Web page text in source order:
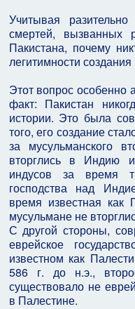
Учитывая
смертей, вызванных
Пакистана, почему
легитимности
Этот вопрос особенно
факт: Пакистан
истории. Это была
того, его создание
за мусульманского
вторглись в Индию
индусов за время
господства над
время известная как
мусульмане не
С другой стороны,
еврейское
известном как
586 г. до н.э.,
существовало не
в Палестине.